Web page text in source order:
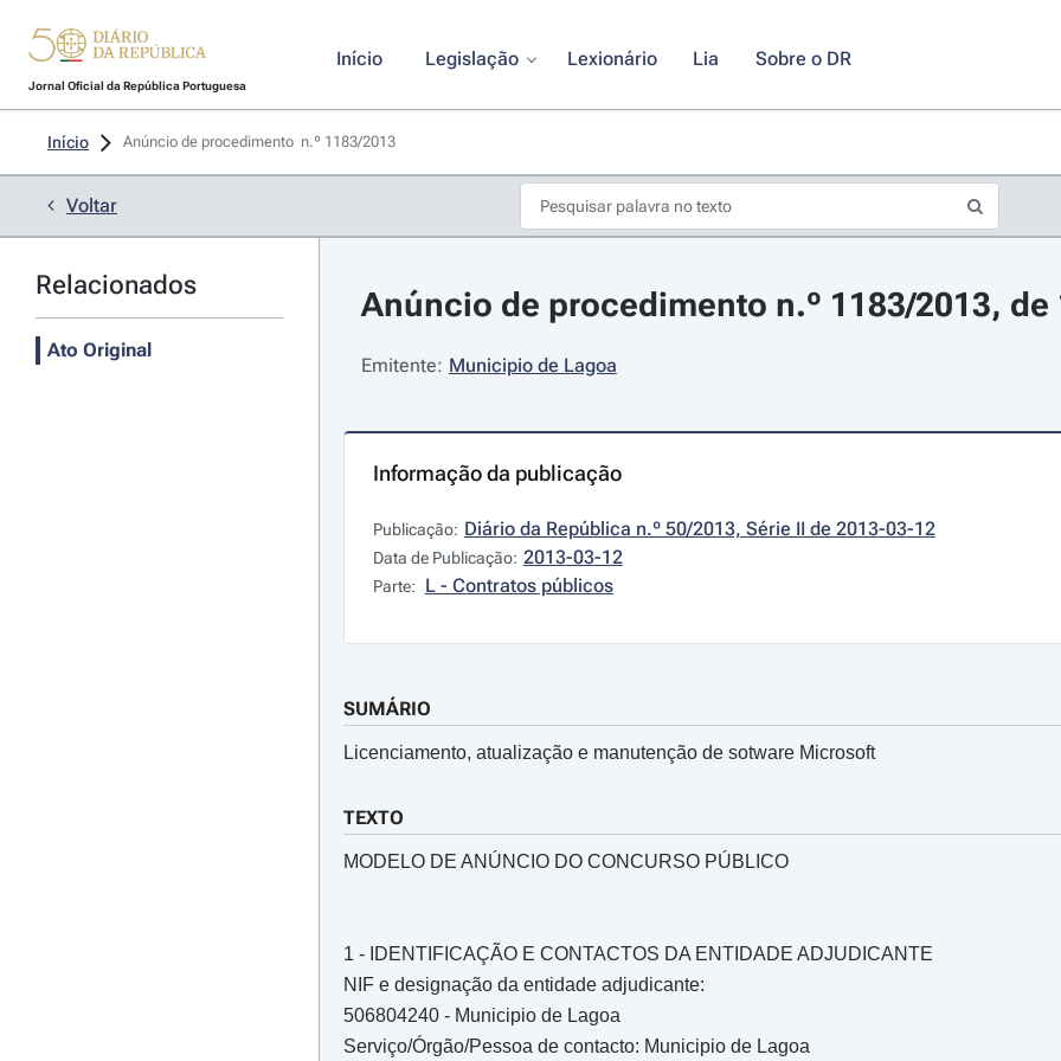
Jornal Oficial da República Portuguesa
Início Legislação Lexionário Lia Sobre o DR
Início Anúncio de procedimento  n.º 1183/2013
Voltar
Relacionados
Ato Original
Anúncio de procedimento n.º 1183/2013, de
Emitente: Municipio de Lagoa
Informação da publicação
Publicação: Diário da República n.º 50/2013, Série II de 2013-03-12
Data de Publicação: 2013-03-12
Parte: L - Contratos públicos
SUMÁRIO
Licenciamento, atualização e manutenção de sotware Microsoft
TEXTO
MODELO DE ANÚNCIO DO CONCURSO PÚBLICO
1 - IDENTIFICAÇÃO E CONTACTOS DA ENTIDADE ADJUDICANTE
NIF e designação da entidade adjudicante:
506804240 - Municipio de Lagoa
Serviço/Órgão/Pessoa de contacto: Municipio de Lagoa